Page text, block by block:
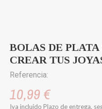
BOLAS DE PLATA
CREAR TUS
Referencia:
10,99 €
Iva incluido Plazo de entrega,